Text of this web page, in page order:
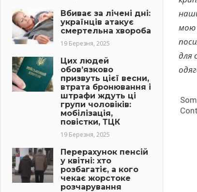
мою
для
Вбиває за лічені дні:
українців атакує
смертельна хвороба
19 Березня, 2025
Цих людей
обов’язково
призвуть цієї весни,
втрата бронювання і
штрафи ждуть ці
групи чоловіків:
мобілізація,
повістки, ТЦК
19 Березня, 2025
Перерахунок пенсій
у квітні: хто
розбагатіє, а кого
чекає жорстоке
розчарування